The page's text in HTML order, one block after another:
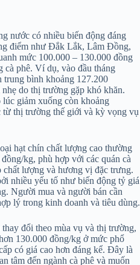
nước có nhiều biến động đáng
điểm như Đắk Lắk, Lâm Đồng,
mức 100.000 – 130.000 đồng
phê. Ví dụ, vào đầu tháng
trung bình khoảng 127.200
do thị trường gặp khó khăn.
giảm xuống còn khoảng
từ thị trường thế giới và kỳ vọng vụ
hạt chín chất lượng cao thường
kg, phù hợp với các quán cà
chất lượng và hương vị đặc trưng.
nhiều yếu tố như biến động tỷ giá
Người mua và người bán cần
lý trong kinh doanh và tiêu dùng.
đổi theo mùa vụ và thị trường,
130.000 đồng/kg ở mức phổ
có giá cao hơn đáng kể. Đây là
tâm đến ngành cà phê và muốn